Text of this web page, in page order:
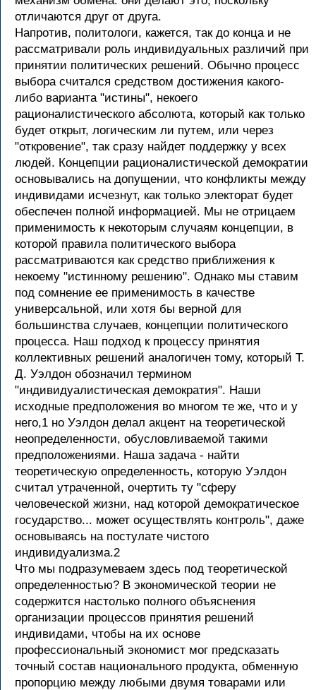
отличаются друг от друга.
Напротив, политологи, кажется, так до конца и не
рассматривали роль индивидуальных различий при
принятии политических решений. Обычно процесс
выбора считался средством достижения какого-
либо варианта "истины", некоего
рационалистического абсолюта, который как только
будет открыт, логическим ли путем, или через
"откровение", так сразу найдет поддержку у всех
людей. Концепции рационалистической демократии
основывались на допущении, что конфликты между
индивидами исчезнут, как только электорат будет
обеспечен полной информацией. Мы не отрицаем
применимость к некоторым случаям концепции, в
которой правила политического выбора
рассматриваются как средство приближения к
некоему "истинному решению". Однако мы ставим
под сомнение ее применимость в качестве
универсальной, или хотя бы верной для
большинства случаев, концепции политического
процесса. Наш подход к процессу принятия
коллективных решений аналогичен тому, который Т.
Д. Уэлдон обозначил термином
"индивидуалистическая демократия". Наши
исходные предположения во многом те же, что и у
него,1 но Уэлдон делал акцент на теоретической
неопределенности, обусловливаемой такими
предположениями. Наша задача - найти
теоретическую определенность, которую Уэлдон
считал утраченной, очертить ту "сферу
человеческой жизни, над которой демократическое
государство... может осуществлять контроль", даже
основываясь на постулате чистого
индивидуализма.2
Что мы подразумеваем здесь под теоретической
определенностью? В экономической теории не
содержится настолько полного объяснения
организации процессов принятия решений
индивидами, чтобы на их основе
профессиональный экономист мог предсказать
точный состав национального продукта, обменную
пропорцию между любыми двумя товарами или